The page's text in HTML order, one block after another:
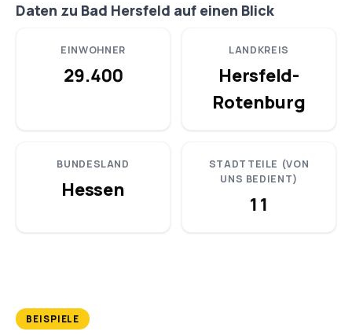
Daten zu Bad Hersfeld auf einen Blick
EINWOHNER
29.400
LANDKREIS
Hersfeld-
Rotenburg
BUNDESLAND
Hessen
STADTTEILE (VON
UNS BEDIENT)
11
BEISPIELE